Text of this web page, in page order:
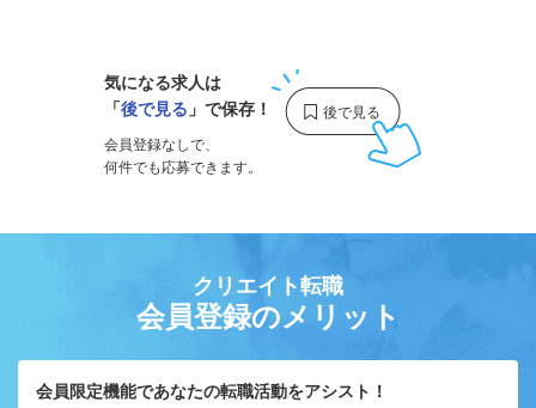
気になる求人は
「後で見る 」で保存！
会員登録なしで、
何件でも応募できます。
クリエイト転職
会員登録のメリット
会員限定機能であなたの転職活動をアシスト！